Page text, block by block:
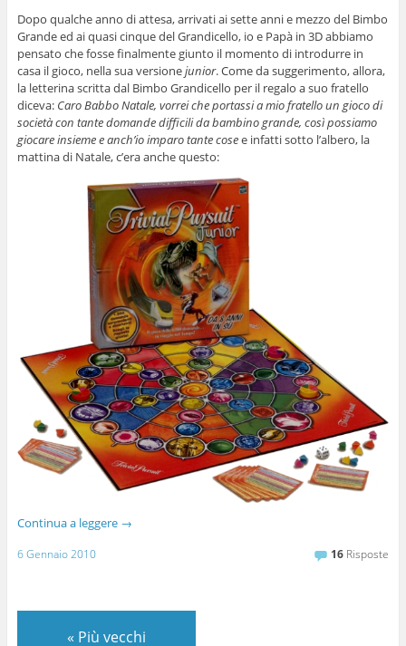
Dopo qualche anno di attesa, arrivati ai sette anni e mezzo del Bimbo
Grande ed ai quasi cinque del Grandicello, io e Papà in 3D abbiamo
pensato che fosse finalmente giunto il momento di introdurre in
casa il gioco, nella sua versionejunior. Come da suggerimento, allora,
la letterina scritta dal Bimbo Grandicello per il regalo a suo fratello
diceva: Caro Babbo Natale, vorrei che portassi a mio fratello un gioco di
società con tante domande difficili da bambino grande, così possiamo
giocare insieme e anch’io imparo tante cosee infatti sotto l’albero, la
mattina di Natale, c’era anche questo:
Continua a leggere →
6 Gennaio 2010 16 Risposte
« Più vecchi